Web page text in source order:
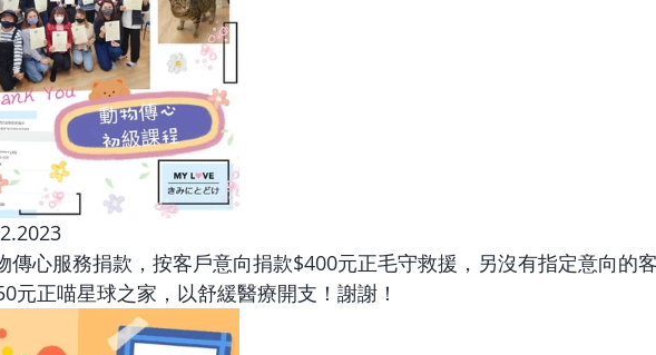
傳心服務捐款，按客戶意向捐款$400元正毛守救援，另沒有指定意向的
元正喵星球之家，以舒緩醫療開支！謝謝！